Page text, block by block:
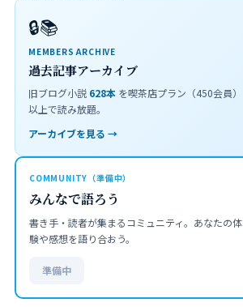
🔒📚
MEMBERS ARCHIVE
過去記事アーカイブ
旧ブログ小説 628本 を喫茶店プラン（450会員）
以上で読み放題。
アーカイブを見る →
COMMUNITY（準備中）
みんなで語ろう
書き手・読者が集まるコミュニティ。あなたの体
験や感想を語り合おう。
準備中